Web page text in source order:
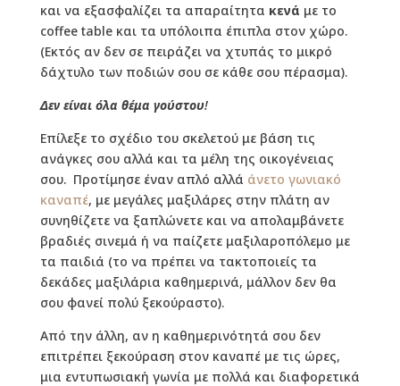
και να εξασφαλίζει τα απαραίτητα κενά με το
coffee table και τα υπόλοιπα έπιπλα στον χώρο.
(Εκτός αν δεν σε πειράζει να χτυπάς το μικρό
δάχτυλο των ποδιών σου σε κάθε σου πέρασμα).
Δεν είναι όλα θέμα γούστου!
Επίλεξε το σχέδιο του σκελετού με βάση τις
ανάγκες σου αλλά και τα μέλη της οικογένειας
σου. Προτίμησε έναν απλό αλλά άνετο γωνιακό
καναπέ, με μεγάλες μαξιλάρες στην πλάτη αν
συνηθίζετε να ξαπλώνετε και να απολαμβάνετε
βραδιές σινεμά ή να παίζετε μαξιλαροπόλεμο με
τα παιδιά (το να πρέπει να τακτοποιείς τα
δεκάδες μαξιλάρια καθημερινά, μάλλον δεν θα
σου φανεί πολύ ξεκούραστο).
Από την άλλη, αν η καθημερινότητά σου δεν
επιτρέπει ξεκούραση στον καναπέ με τις ώρες,
μια εντυπωσιακή γωνία με πολλά και διαφορετικά